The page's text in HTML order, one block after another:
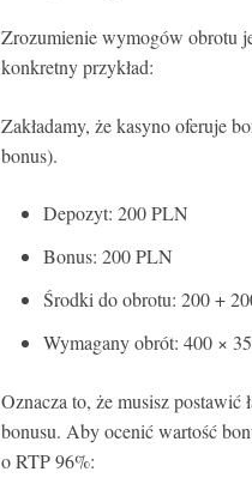
Zrozumienie wymogów obrotu
konkretny przykład:
Zakładamy, że kasyno oferuje
bonus).
Depozyt: 200 PLN
Bonus: 200 PLN
Środki do obrotu: 200 +
Wymagany obrót: 400 ×
Oznacza to, że musisz postawić
bonusu. Aby ocenić wartość
o RTP 96%: